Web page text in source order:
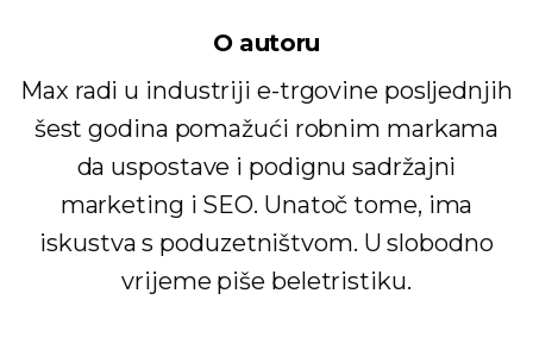
O autoru
Max radi u industriji e-trgovine posljednjih
šest godina pomažući robnim markama
da uspostave i podignu sadržajni
marketing i SEO. Unatoč tome, ima
iskustva s poduzetništvom. U slobodno
vrijeme piše beletristiku.